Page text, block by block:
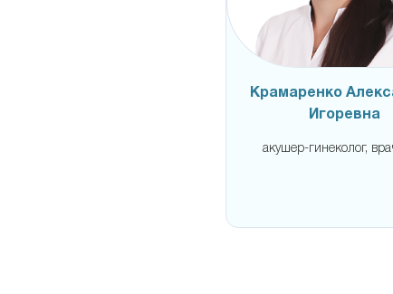
Крамаренко
Игоревна
акушер-гинеколог,